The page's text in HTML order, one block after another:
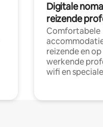
Digitale
reizende
Comfortabele
reizende en
werkende
wifi en